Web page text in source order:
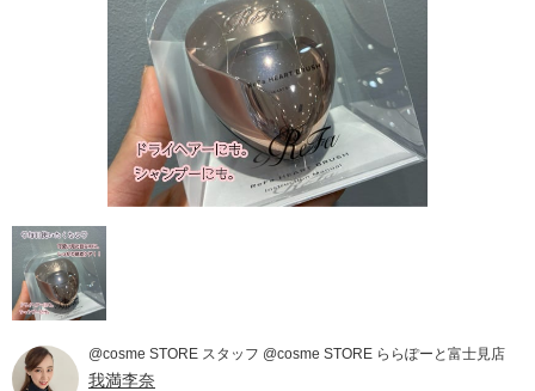
@cosme STORE スタッフ @cosme STORE ららぽーと富士見店
我満李奈